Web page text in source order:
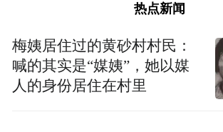
热点新闻
梅姨居住过的黄砂村村民：
喊的其实是“媒姨”，她以媒
人的身份居住在村里